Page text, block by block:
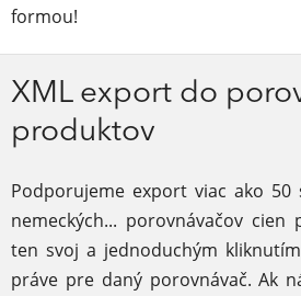
formou!
XML export do
produktov
Podporujeme export viac ako 50
nemeckých... porovnávačov cien
ten svoj a jednoduchým
práve pre daný porovnávač. Ak